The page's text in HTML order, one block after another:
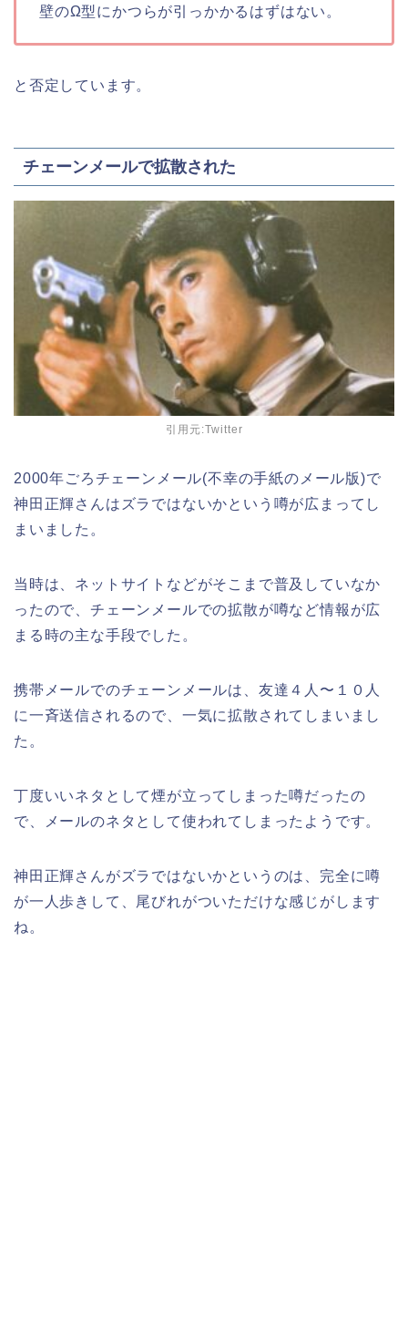
壁のΩ型にかつらが引っかかるはずはない。
と否定しています。
チェーンメールで拡散された
引用元:Twitter
2000年ごろチェーンメール(不幸の手紙のメール版)で
神田正輝さんはズラではないかという噂が広まってし
まいました。
当時は、ネットサイトなどがそこまで普及していなか
ったので、チェーンメールでの拡散が噂など情報が広
まる時の主な手段でした。
携帯メールでのチェーンメールは、友達４人〜１０人
に一斉送信されるので、一気に拡散されてしまいまし
た。
丁度いいネタとして煙が立ってしまった噂だったの
で、メールのネタとして使われてしまったようです。
神田正輝さんがズラではないかというのは、完全に噂
が一人歩きして、尾びれがついただけな感じがします
ね。